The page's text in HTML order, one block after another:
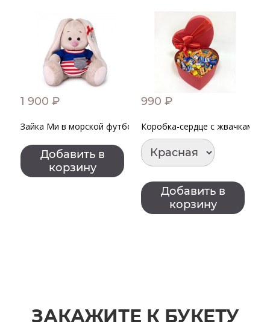
1 900 ₽
Зайка Ми в морской футболке
Добавить в
корзину
990 ₽
Коробка-сердце с жвачками
Добавить в
корзину
ЗАКАЖИТЕ К БУКЕТУ